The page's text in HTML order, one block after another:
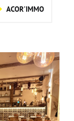
ACOR'IMMO